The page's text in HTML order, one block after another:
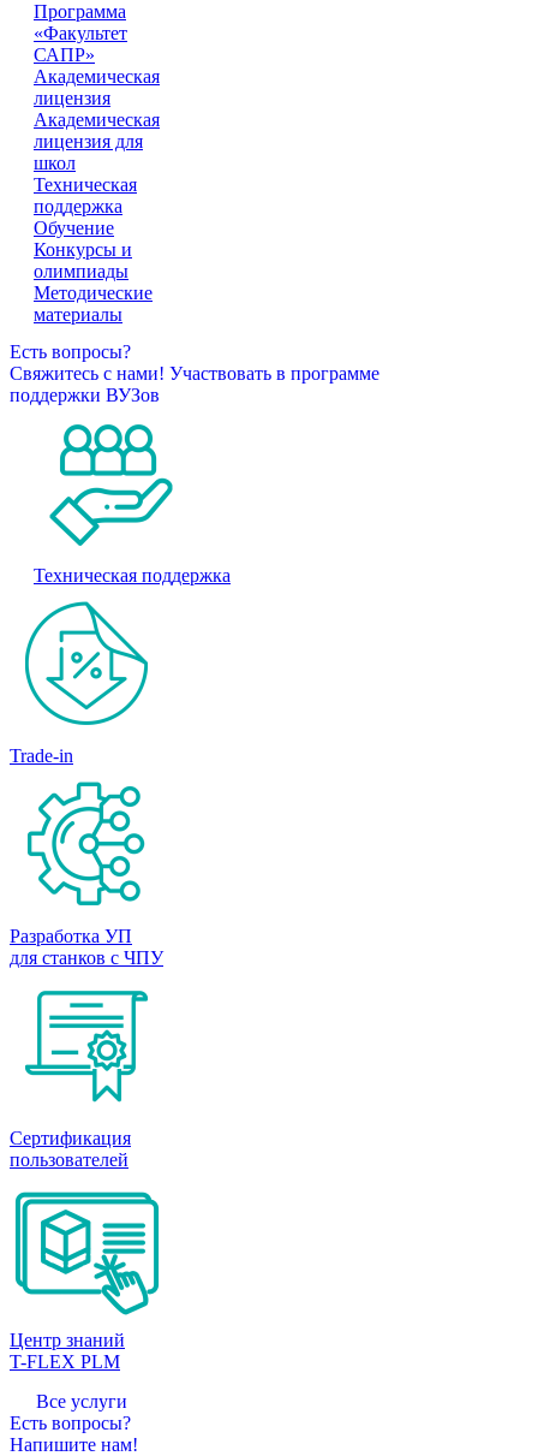
Программа
«Факультет
САПР»
Академическая
лицензия
Академическая
лицензия для
школ
Техническая
поддержка
Обучение
Конкурсы и
олимпиады
Методические
материалы
Есть вопросы?
Свяжитесь с нами! Участвовать в программе
поддержки ВУЗов
Техническая поддержка
Trade-in
Разработка УП
для станков с ЧПУ
Сертификация
пользователей
Центр знаний
T-FLEX PLM
Все услуги
Есть вопросы?
Напишите нам!